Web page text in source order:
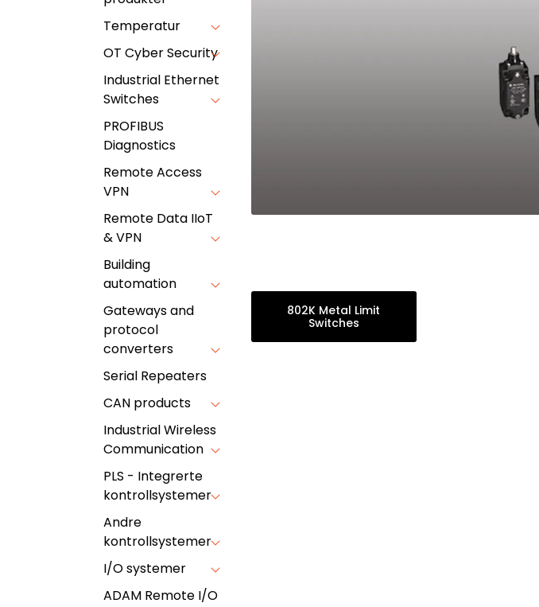
Temperatur
OT Cyber Security
Industrial Ethernet
Switches
PROFIBUS
Diagnostics
Remote Access
VPN
Remote Data IIoT
& VPN
Building
automation
Gateways and
protocol
converters
Serial Repeaters
CAN products
Industrial Wireless
Communication
PLS - Integrerte
kontrollsystemer
Andre
kontrollsystemer
I/O systemer
ADAM Remote I/O
802K Metal Limit
Switches